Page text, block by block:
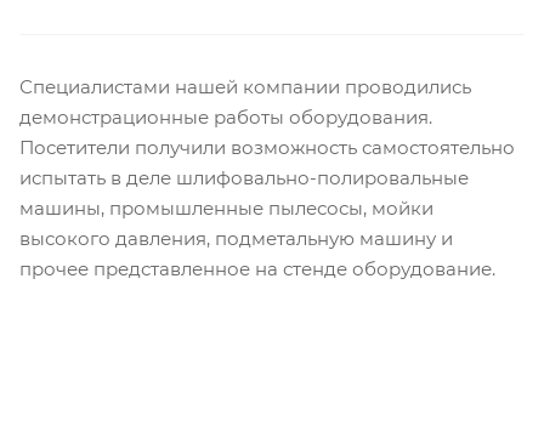
Специалистами нашей компании проводились
демонстрационные работы оборудования.
Посетители получили возможность самостоятельно
испытать в деле шлифовально-полировальные
машины, промышленные пылесосы, мойки
высокого давления, подметальную машину и
прочее представленное на стенде оборудование.